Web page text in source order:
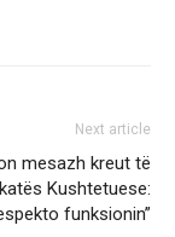
Next article
mesazh kreut të
Kushtetuese:
funksionin”